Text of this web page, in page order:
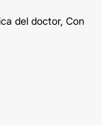
del doctor, Con